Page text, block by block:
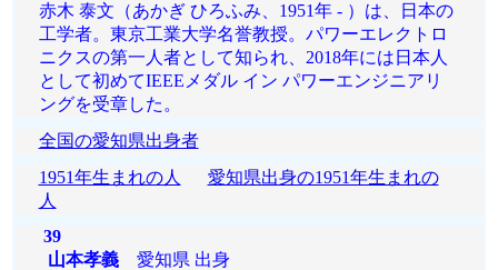
赤木 泰文（あかぎ ひろふみ、1951年 - ）は、日本の
工学者。東京工業大学名誉教授。パワーエレクトロ
ニクスの第一人者として知られ、2018年には日本人
として初めてIEEEメダル イン パワーエンジニアリ
ングを受章した。
全国の愛知県出身者
1951年生まれの人
愛知県出身の1951年生まれの
人
39
山本孝義愛知県 出身